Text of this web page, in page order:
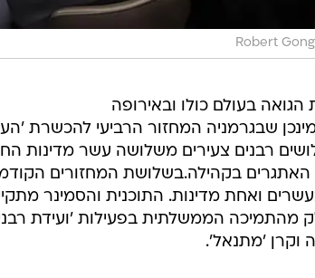
Robert
בעולם כולו ובאירופה
שבגרמניה המחזור הרביעי להכשרת
רבנים צעירים משלושה עשר מדינות
בקהילה.בשלושת המחזורים
ואחת מדינות. התוכנית והסמינר
מהתמיכה הממשלתית בפעילות 'ועידת
וקרן 'מתנאל'.